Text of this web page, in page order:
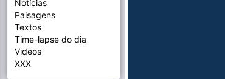
Notícias
Paisagens
Textos
Time-lapse do dia
Videos
XXX